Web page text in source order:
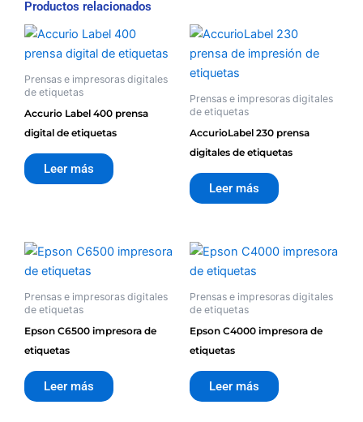
Productos relacionados
Prensas e impresoras digitales
de etiquetas
Accurio Label 400 prensa
digital de etiquetas
Leer más
Prensas e impresoras digitales
de etiquetas
AccurioLabel 230 prensa
digitales de etiquetas
Leer más
Prensas e impresoras digitales
de etiquetas
Epson C6500 impresora de
etiquetas
Leer más
Prensas e impresoras digitales
de etiquetas
Epson C4000 impresora de
etiquetas
Leer más